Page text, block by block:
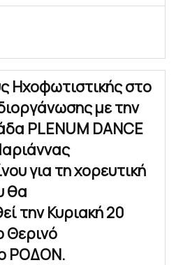
Ηχοφωτιστικής στο
με την
PLENUM DANCE
για τη χορευτική
θα
την Κυριακή 20
Θερινό
ΡΟΔΟΝ.